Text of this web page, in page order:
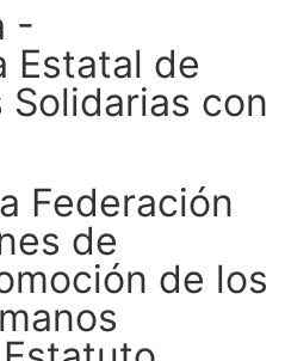
-
Estatal de
con
Federación
de
de los